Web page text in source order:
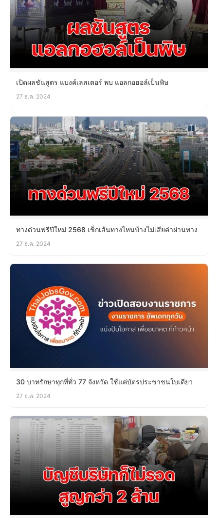
เปิดผลชันสูตร แบงค์เลสเตอร์ พบ แอลกอฮอล์เป็นพิษ
27 ธ.ค. 2024
ทางด่วนฟรีปีใหม่ 2568 เช็กเส้นทางไหนบ้างไม่เสียค่าผ่านทาง
27 ธ.ค. 2024
30 บาทรักษาทุกที่ทั่ว 77 จังหวัด ใช้แค่บัตรประชาชนใบเดียว
27 ธ.ค. 2024